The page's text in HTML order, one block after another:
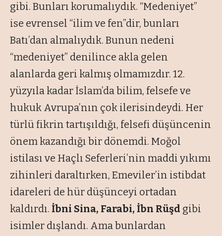
gibi. Bunları korumalıydık. “Medeniyet”
ise evrensel “ilim ve fen”dir, bunları
Batı’dan almalıydık. Bunun nedeni
“medeniyet” denilince akla gelen
alanlarda geri kalmış olmamızdır. 12.
yüzyıla kadar İslam’da bilim, felsefe ve
hukuk Avrupa’nın çok ilerisindeydi. Her
türlü fikrin tartışıldığı, felsefi düşüncenin
önem kazandığı bir dönemdi. Moğol
istilası ve Haçlı Seferleri’nin maddi yıkımı
zihinleri daraltırken, Emeviler’in istibdat
idareleri de hür düşünceyi ortadan
kaldırdı. İbni Sina, Farabi, İbn Rüşd gibi
isimler dışlandı. Ama bunlardan